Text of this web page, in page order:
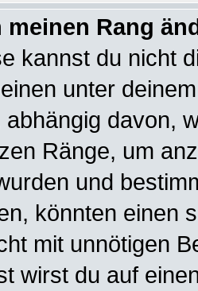
meinen Rang
kannst du nicht
unter
abhängig davon,
Ränge, um
und
könnten einen
mit unnötigen
wirst du auf